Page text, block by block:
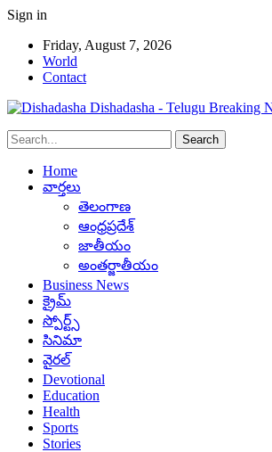
Sign in
Friday, August 7, 2026
World
Contact
Dishadasha - Telugu Breaking
Home
వార్తలు
తెలంగాణ
ఆంధ్రప్రదేశ్
జాతీయం
అంతర్జాతీయం
Business News
క్రైమ్
స్పోర్ట్స్
సినిమా
వైరల్
Devotional
Education
Health
Sports
Stories